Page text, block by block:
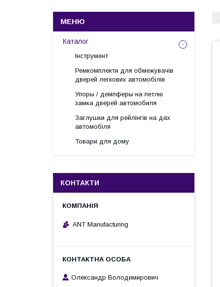
Каталог
Інструмент
Ремкомплекти для обмежувачів
дверей легкових автомобілів
Упоры / демпферы на петлю
замка дверей автомобиля
Заглушки для рейлінгів на дах
автомобіля
Товари для дому
КОНТАКТИ
ANT Manufacturing
Олександр Володимирович